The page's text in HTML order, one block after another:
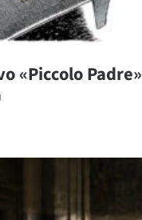
«Piccolo Padre»